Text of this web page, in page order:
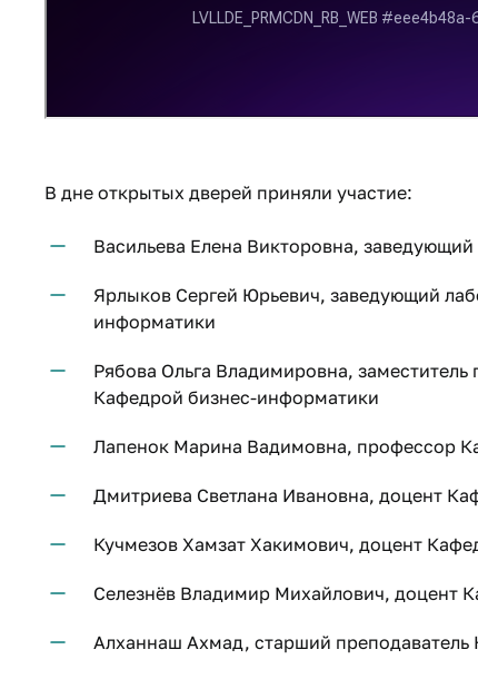
В дне открытых дверей приняли участие:
Васильева Елена Викторовна,
Ярлыков Сергей Юрьевич, заведующий
информатики
Рябова Ольга Владимировна,
Кафедрой бизнес-информатики
Лапенок Марина Вадимовна, профессор
Дмитриева Светлана Ивановна, доцент
Кучмезов Хамзат Хакимович, доцент
Селезнёв Владимир Михайлович, доцент
Алханнаш Ахмад, старший